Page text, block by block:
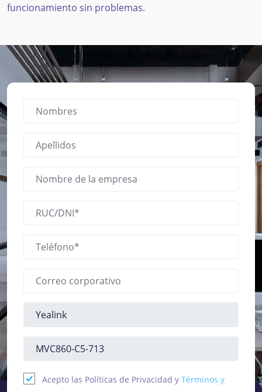
funcionamiento sin problemas.
Acepto las Políticas de Privacidad y Términos y